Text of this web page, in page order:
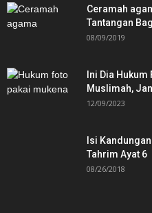
Ceramah
Tantangan
08/09/2019
Ini Dia
Muslimah,
12/09/2023
Isi
Tahrim Ayat 6
08/26/2018